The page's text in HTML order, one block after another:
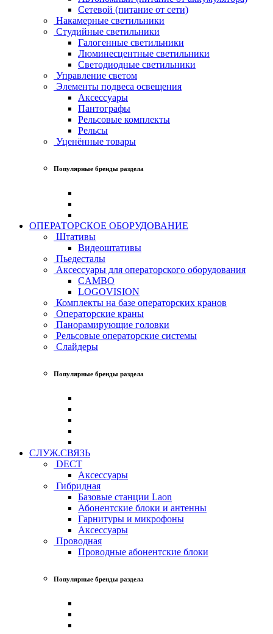
Сетевой (питание от сети)
Накамерные светильники
Студийные светильники
Галогенные светильники
Люминесцентные светильники
Светодиодные светильники
Управление светом
Элементы подвеса освещения
Аксессуары
Пантографы
Рельсовые комплекты
Рельсы
Уценённые товары
Популярные бренды раздела
ОПЕРАТОРСКОЕ ОБОРУДОВАНИЕ
Штативы
Видеоштативы
Пьедесталы
Аксессуары для операторского оборудования
CAMBO
LOGOVISION
Комплекты на базе операторских кранов
Операторские краны
Панорамирующие головки
Рельсовые операторские системы
Слайдеры
Популярные бренды раздела
СЛУЖ.СВЯЗЬ
DECT
Аксессуары
Гибридная
Базовые станции Laon
Абонентские блоки и антенны
Гарнитуры и микрофоны
Аксессуары
Проводная
Проводные абонентские блоки
Популярные бренды раздела